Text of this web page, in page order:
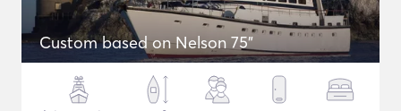
Custom based on Nelson 75"